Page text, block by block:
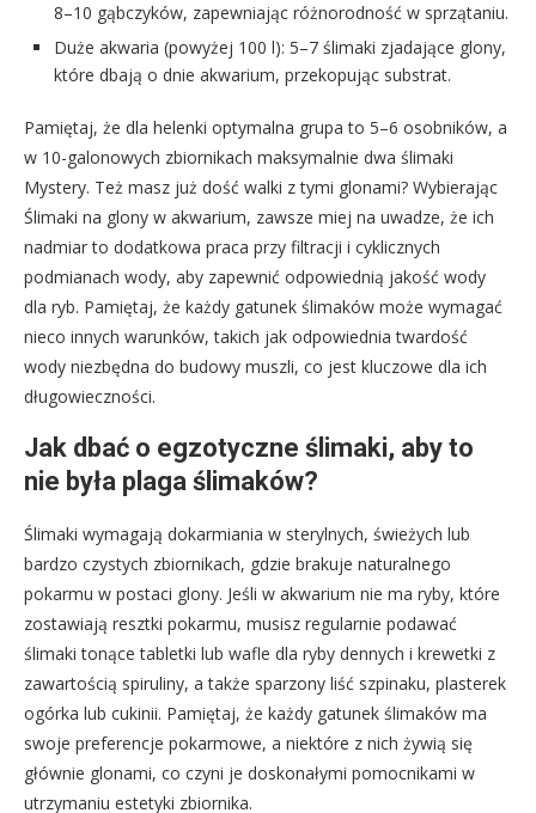
8–10 gąbczyków, zapewniając różnorodność w sprzątaniu.
Duże akwaria (powyżej 100 l): 5–7 ślimaki zjadające glony,
które dbają o dnie akwarium, przekopując substrat.
Pamiętaj, że dla helenki optymalna grupa to 5–6 osobników, a
w 10-galonowych zbiornikach maksymalnie dwa ślimaki
Mystery. Też masz już dość walki z tymi glonami? Wybierając
Ślimaki na glony w akwarium, zawsze miej na uwadze, że ich
nadmiar to dodatkowa praca przy filtracji i cyklicznych
podmianach wody, aby zapewnić odpowiednią jakość wody
dla ryb. Pamiętaj, że każdy gatunek ślimaków może wymagać
nieco innych warunków, takich jak odpowiednia twardość
wody niezbędna do budowy muszli, co jest kluczowe dla ich
długowieczności.
Jak dbać o egzotyczne ślimaki, aby to
nie była plaga ślimaków?
Ślimaki wymagają dokarmiania w sterylnych, świeżych lub
bardzo czystych zbiornikach, gdzie brakuje naturalnego
pokarmu w postaci glony. Jeśli w akwarium nie ma ryby, które
zostawiają resztki pokarmu, musisz regularnie podawać
ślimaki tonące tabletki lub wafle dla ryby dennych i krewetki z
zawartością spiruliny, a także sparzony liść szpinaku, plasterek
ogórka lub cukinii. Pamiętaj, że każdy gatunek ślimaków ma
swoje preferencje pokarmowe, a niektóre z nich żywią się
głównie glonami, co czyni je doskonałymi pomocnikami w
utrzymaniu estetyki zbiornika.